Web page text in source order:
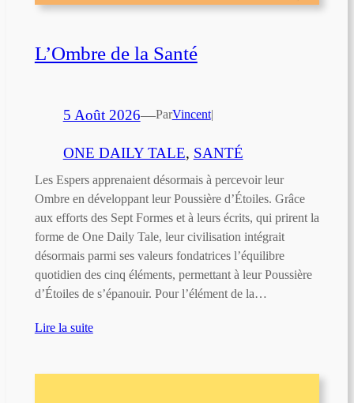
L’Ombre de la Santé
5 Août 2026—ParVincent|
ONE DAILY TALE, SANTÉ
Les Espers apprenaient désormais à percevoir leur
Ombre en développant leur Poussière d’Étoiles. Grâce
aux efforts des Sept Formes et à leurs écrits, qui prirent la
forme de One Daily Tale, leur civilisation intégrait
désormais parmi ses valeurs fondatrices l’équilibre
quotidien des cinq éléments, permettant à leur Poussière
d’Étoiles de s’épanouir. Pour l’élément de la…
Lire la suite